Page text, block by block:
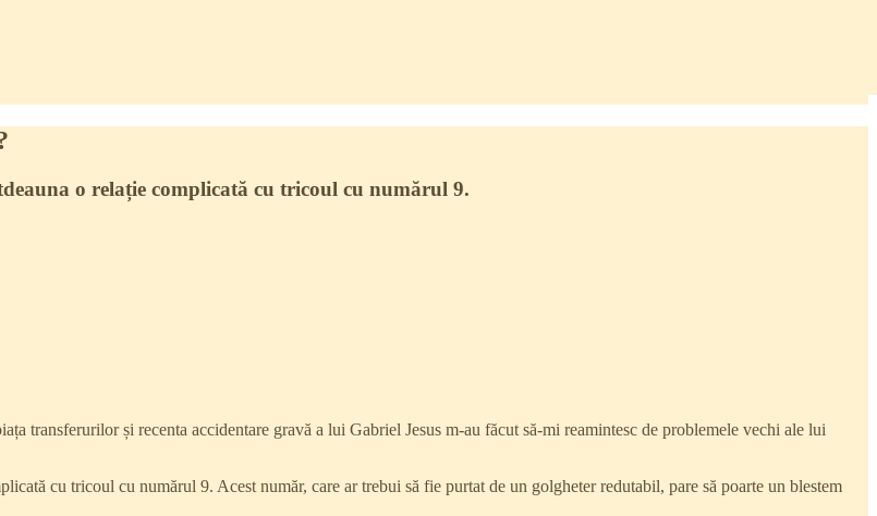
o relație complicată cu tricoul cu numărul 9.
transferurilor și recenta accidentare gravă a lui Gabriel Jesus m-au făcut să-mi reamintesc de problemele vechi ale lui
cu tricoul cu numărul 9. Acest număr, care ar trebui să fie purtat de un golgheter redutabil, pare să poarte un blestem